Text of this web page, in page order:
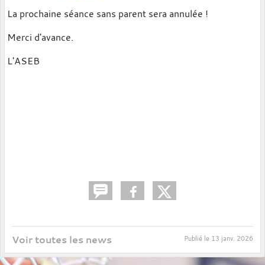
La prochaine séance sans parent sera annulée !
Merci d'avance.
L'ASEB
Voir toutes les news Publié le 13 janv. 2026